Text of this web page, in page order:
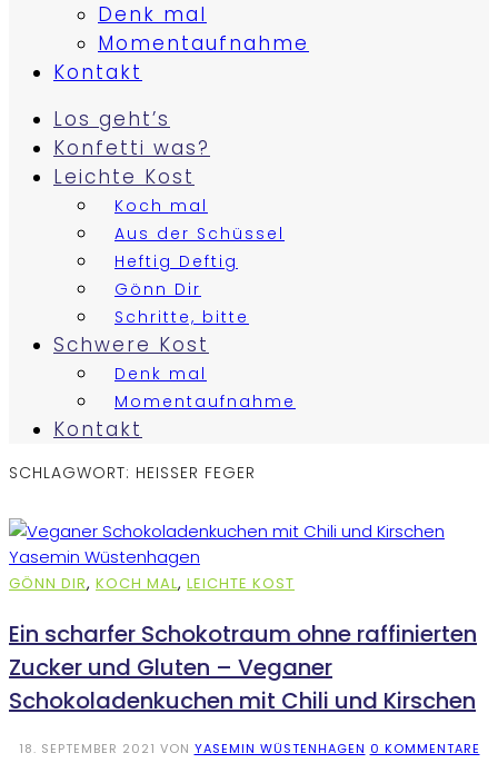
Denk mal
Momentaufnahme
Kontakt
Los geht’s
Konfetti was?
Leichte Kost
Koch mal
Aus der Schüssel
Heftig Deftig
Gönn Dir
Schritte, bitte
Schwere Kost
Denk mal
Momentaufnahme
Kontakt
SCHLAGWORT: HEISSER FEGER
GÖNN DIR, KOCH MAL, LEICHTE KOST
Ein scharfer Schokotraum ohne raffinierten
Zucker und Gluten – Veganer
Schokoladenkuchen mit Chili und Kirschen
18. SEPTEMBER 2021 VON YASEMIN WÜSTENHAGEN 0 KOMMENTARE